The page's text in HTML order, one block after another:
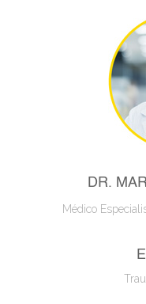
DR.
Médico